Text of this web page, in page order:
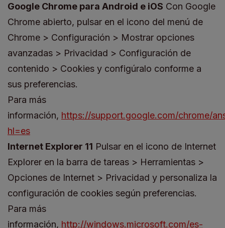
Google Chrome para Android e iOS Con Google
Chrome abierto, pulsar en el icono del menú de
Chrome > Configuración > Mostrar opciones
avanzadas > Privacidad > Configuración de
contenido > Cookies y configúralo conforme a
sus preferencias.
Para más
información, https://support.google.com/chrome/
hl=es
Internet Explorer 11 Pulsar en el icono de Internet
Explorer en la barra de tareas > Herramientas >
Opciones de Internet > Privacidad y personaliza la
configuración de cookies según preferencias.
Para más
información, http://windows.microsoft.com/es-